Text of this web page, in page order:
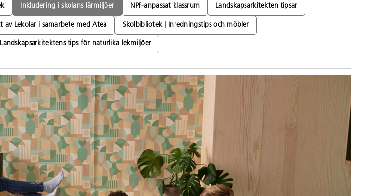
Inkludering i skolans lärmiljöer NPF-anpassat klassrum Landskapsarkitekten tipsar
Lekolar i samarbete med Atea Skolbibliotek | Inredningstips och möbler
tips för naturlika lekmiljöer